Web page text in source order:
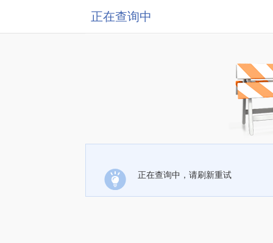
正在查询中
正在查询中，请刷新重试